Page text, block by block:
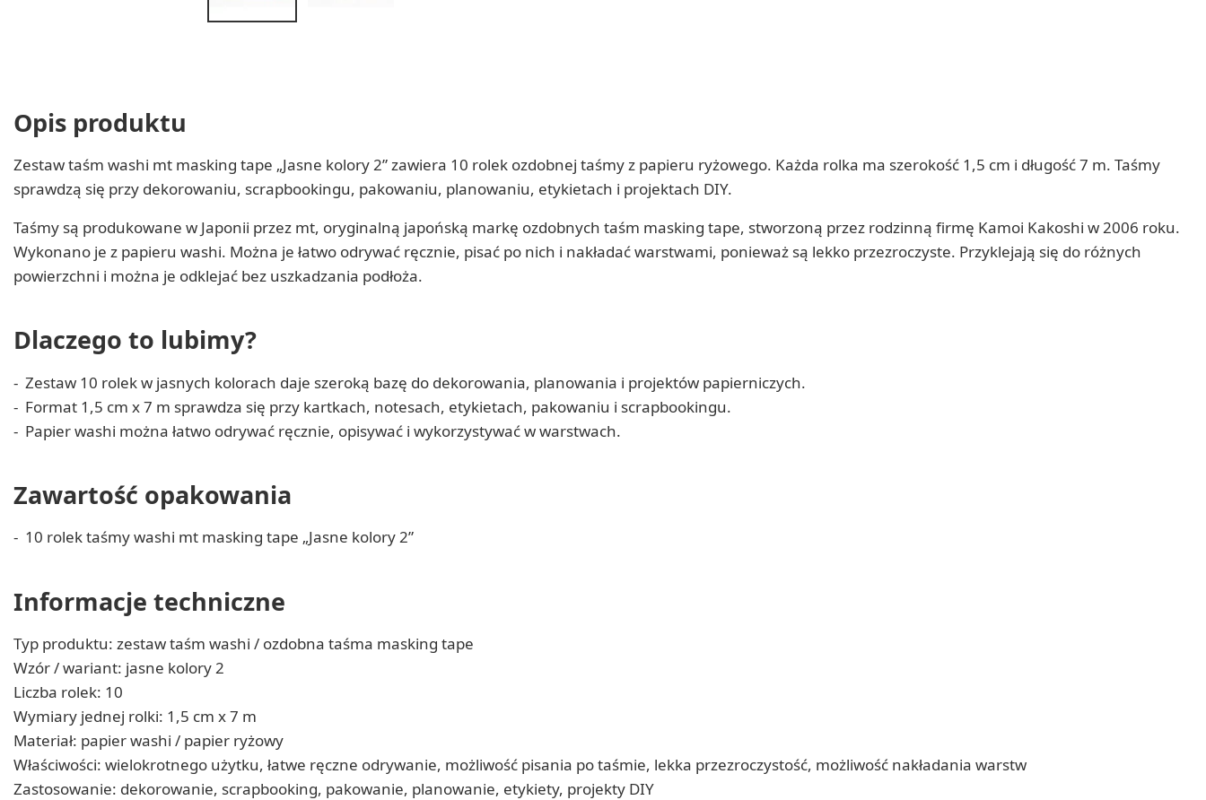
Opis produktu
Zestaw taśm washi mt masking tape „Jasne kolory 2” zawiera 10 rolek ozdobnej taśmy z papieru ryżowego. Każda rolka ma szerokość 1,5 cm i długość 7 m. Taśmy
sprawdzą się przy dekorowaniu, scrapbookingu, pakowaniu, planowaniu, etykietach i projektach DIY.
Taśmy są produkowane w Japonii przez mt, oryginalną japońską markę ozdobnych taśm masking tape, stworzoną przez rodzinną firmę Kamoi Kakoshi w 2006 roku.
Wykonano je z papieru washi. Można je łatwo odrywać ręcznie, pisać po nich i nakładać warstwami, ponieważ są lekko przezroczyste. Przyklejają się do różnych
powierzchni i można je odklejać bez uszkadzania podłoża.
Dlaczego to lubimy?
Zestaw 10 rolek w jasnych kolorach daje szeroką bazę do dekorowania, planowania i projektów papierniczych.
Format 1,5 cm x 7 m sprawdza się przy kartkach, notesach, etykietach, pakowaniu i scrapbookingu.
Papier washi można łatwo odrywać ręcznie, opisywać i wykorzystywać w warstwach.
Zawartość opakowania
10 rolek taśmy washi mt masking tape „Jasne kolory 2”
Informacje techniczne
Typ produktu: zestaw taśm washi / ozdobna taśma masking tape
Wzór / wariant: jasne kolory 2
Liczba rolek: 10
Wymiary jednej rolki: 1,5 cm x 7 m
Materiał: papier washi / papier ryżowy
Właściwości: wielokrotnego użytku, łatwe ręczne odrywanie, możliwość pisania po taśmie, lekka przezroczystość, możliwość nakładania warstw
Zastosowanie: dekorowanie, scrapbooking, pakowanie, planowanie, etykiety, projekty DIY